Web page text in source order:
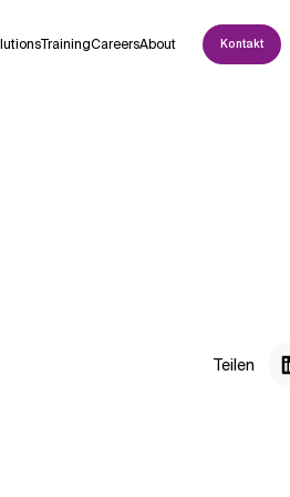
TrainingCareersAbout Kontakt
Teilen